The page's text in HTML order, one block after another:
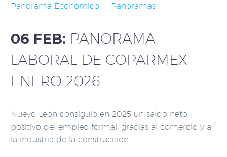
Panorama Económico
Panoramas
06 FEB: PANORAMA
LABORAL DE COPARMEX –
ENERO 2026
Nuevo León consiguió en 2025 un saldo neto
positivo del empleo formal, gracias al comercio y a
la industria de la construcción.